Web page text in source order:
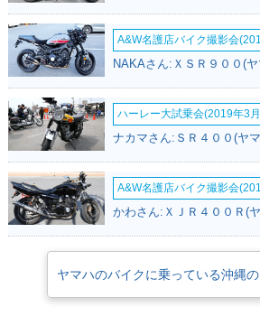
A&W名護店バイク撮影会
NAKAさん:ＸＳＲ９００(
ハーレー大試乗会(2019年3
ナカマさん:ＳＲ４００(ヤ
A&W名護店バイク撮影会
かわさん:ＸＪＲ４００Ｒ(
ヤマハのバイクに乗っている沖縄